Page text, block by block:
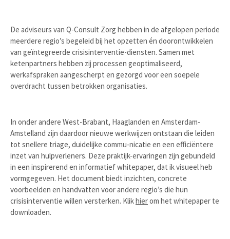
De adviseurs van Q-Consult Zorg hebben in de afgelopen periode
meerdere regio’s begeleid bij het opzetten én doorontwikkelen
van geïntegreerde crisisinterventie-diensten. Samen met
ketenpartners hebben zij processen geoptimaliseerd,
werkafspraken aangescherpt en gezorgd voor een soepele
overdracht tussen betrokken organisaties.
In onder andere West-Brabant, Haaglanden en Amsterdam-
Amstelland zijn daardoor nieuwe werkwijzen ontstaan die leiden
tot snellere triage, duidelijke commu-nicatie en een efficiëntere
inzet van hulpverleners. Deze praktijk-ervaringen zijn gebundeld
in een inspirerend en informatief whitepaper, dat ik visueel heb
vormgegeven. Het document biedt inzichten, concrete
voorbeelden en handvatten voor andere regio’s die hun
crisisinterventie willen versterken. Klikhierom het whitepaper te
downloaden.